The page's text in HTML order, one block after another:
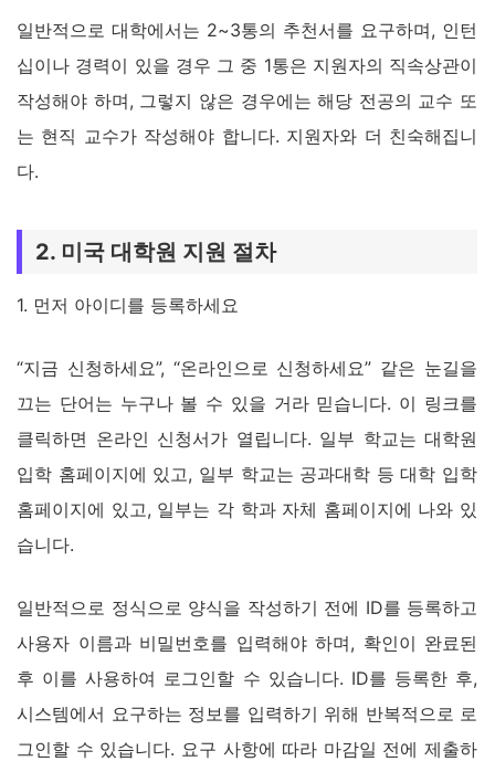
일반적으로 대학에서는 2~3통의 추천서를 요구하며, 인턴
십이나 경력이 있을 경우 그 중 1통은 지원자의 직속상관이
작성해야 하며, 그렇지 않은 경우에는 해당 전공의 교수 또
는 현직 교수가 작성해야 합니다. 지원자와 더 친숙해집니
다.
2. 미국 대학원 지원 절차
1. 먼저 아이디를 등록하세요
“지금 신청하세요”, “온라인으로 신청하세요” 같은 눈길을
끄는 단어는 누구나 볼 수 있을 거라 믿습니다. 이 링크를
클릭하면 온라인 신청서가 열립니다. 일부 학교는 대학원
입학 홈페이지에 있고, 일부 학교는 공과대학 등 대학 입학
홈페이지에 있고, 일부는 각 학과 자체 홈페이지에 나와 있
습니다.
일반적으로 정식으로 양식을 작성하기 전에 ID를 등록하고
사용자 이름과 비밀번호를 입력해야 하며, 확인이 완료된
후 이를 사용하여 로그인할 수 있습니다. ID를 등록한 후,
시스템에서 요구하는 정보를 입력하기 위해 반복적으로 로
그인할 수 있습니다. 요구 사항에 따라 마감일 전에 제출하